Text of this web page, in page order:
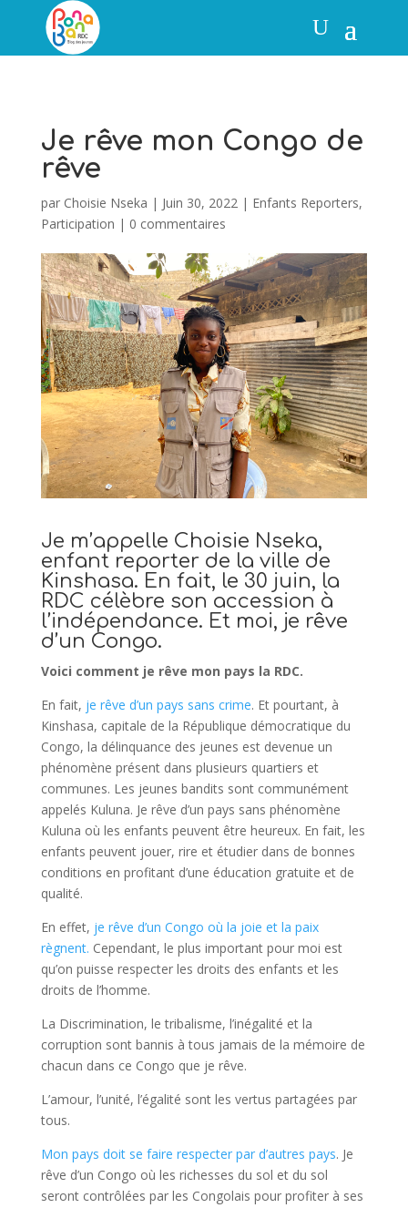
Je rêve mon Congo de
rêve
par Choisie Nseka | Juin 30, 2022 | Enfants Reporters,
Participation | 0 commentaires
Je m’appelle Choisie Nseka,
enfant reporter de la ville de
Kinshasa. En fait, le 30 juin, la
RDC célèbre son accession à
l’indépendance. Et moi, je rêve
d’un Congo.
Voici comment je rêve mon pays la RDC.
En fait, je rêve d’un pays sans crime. Et pourtant, à
Kinshasa, capitale de la République démocratique du
Congo, la délinquance des jeunes est devenue un
phénomène présent dans plusieurs quartiers et
communes. Les jeunes bandits sont communément
appelés Kuluna. Je rêve d’un pays sans phénomène
Kuluna où les enfants peuvent être heureux. En fait, les
enfants peuvent jouer, rire et étudier dans de bonnes
conditions en profitant d’une éducation gratuite et de
qualité.
En effet, je rêve d’un Congo où la joie et la paix
règnent. Cependant, le plus important pour moi est
qu’on puisse respecter les droits des enfants et les
droits de l’homme.
La Discrimination, le tribalisme, l’inégalité et la
corruption sont bannis à tous jamais de la mémoire de
chacun dans ce Congo que je rêve.
L’amour, l’unité, l’égalité sont les vertus partagées par
tous.
Mon pays doit se faire respecter par d’autres pays. Je
rêve d’un Congo où les richesses du sol et du sol
seront contrôlées par les Congolais pour profiter à ses